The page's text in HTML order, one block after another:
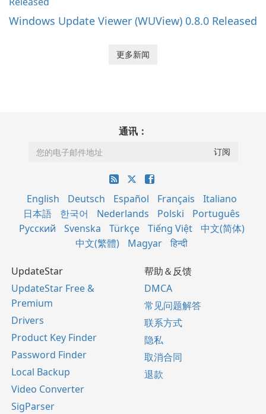
Windows Update Viewer (WUView) 0.8.0 Released
更多新闻
通讯：
English Deutsch Español Français
Italiano
日本語
한국어 Nederlands Polski
Português
Русский
Svenska Türkçe Tiếng Việt
中文(简体)
中文(繁體)
Magyar हिन्दी
UpdateStar
UpdateStar Free &
Premium
Drivers
Product Key Finder
Password Finder
Local Backup
Video Converter
SigParser
帮助＆反馈
DMCA
常见问题解答
联系方式
隐私
取消合同
退款